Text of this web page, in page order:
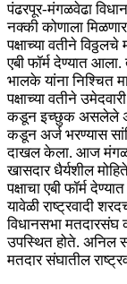
पंढरपूर-मंगळवेढा
नक्की कोणाला
पक्षाच्या वतीने
एबी फॉर्म देण्यात
भालके यांना निश्चित
पक्षाच्या वतीने
कडून इच्छुक असलेले
कडून अर्ज भरण्यास
दाखल केला. आज
खासदार धैर्यशील
पक्षाचा एबी फॉर्म
यावेळी राष्ट्रवादी
विधानसभा मतदारसंघ
उपस्थित होते. अनिल
मतदार संघातील